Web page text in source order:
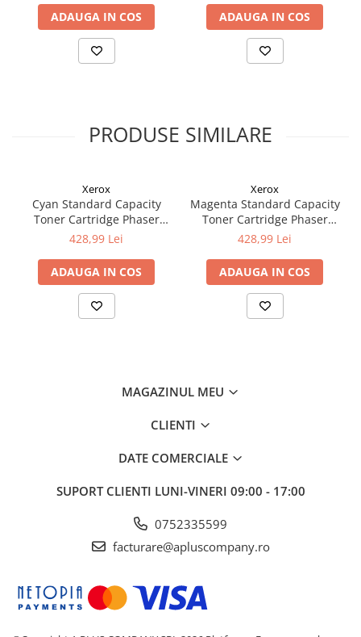
ADAUGA IN COS ADAUGA IN COS
PRODUSE SIMILARE
Xerox
Cyan Standard Capacity
Toner Cartridge Phaser
6510/WorkCentre 6515
428,99 Lei
ADAUGA IN COS
Xerox
Magenta Standard Capacity
Toner Cartridge Phaser
6510/WorkCentre 6515
428,99 Lei
ADAUGA IN COS
MAGAZINUL MEU
CLIENTI
DATE COMERCIALE
SUPORT CLIENTI LUNI-VINERI 09:00 - 17:00
0752335599
facturare@apluscompany.ro